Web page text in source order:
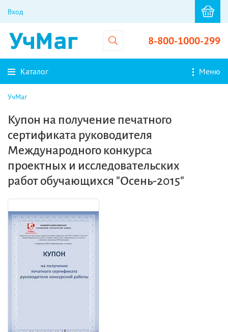
Вход
8-800-1000-299
Каталог Меню
УчМаг
Купон на получение печатного
сертификата руководителя
Международного конкурса
проектных и исследовательских
работ обучающихся "Осень-2015"